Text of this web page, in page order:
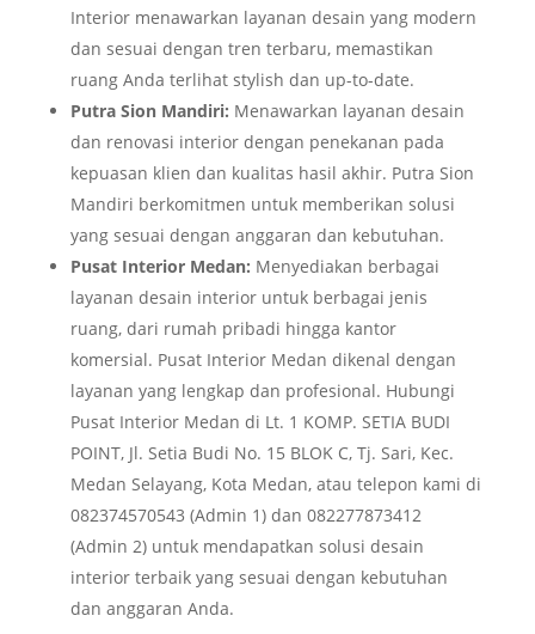
Interior menawarkan layanan desain yang modern
dan sesuai dengan tren terbaru, memastikan
ruang Anda terlihat stylish dan up-to-date.
Putra Sion Mandiri: Menawarkan layanan desain
dan renovasi interior dengan penekanan pada
kepuasan klien dan kualitas hasil akhir. Putra Sion
Mandiri berkomitmen untuk memberikan solusi
yang sesuai dengan anggaran dan kebutuhan.
Pusat Interior Medan: Menyediakan berbagai
layanan desain interior untuk berbagai jenis
ruang, dari rumah pribadi hingga kantor
komersial. Pusat Interior Medan dikenal dengan
layanan yang lengkap dan profesional. Hubungi
Pusat Interior Medan di Lt. 1 KOMP. SETIA BUDI
POINT, Jl. Setia Budi No. 15 BLOK C, Tj. Sari, Kec.
Medan Selayang, Kota Medan, atau telepon kami di
082374570543 (Admin 1) dan 082277873412
(Admin 2) untuk mendapatkan solusi desain
interior terbaik yang sesuai dengan kebutuhan
dan anggaran Anda.